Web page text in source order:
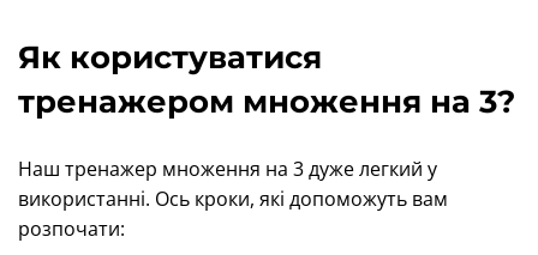
Як користуватися
тренажером множення на 3?
Наш тренажер множення на 3 дуже легкий у
використанні. Ось кроки, які допоможуть вам
розпочати: